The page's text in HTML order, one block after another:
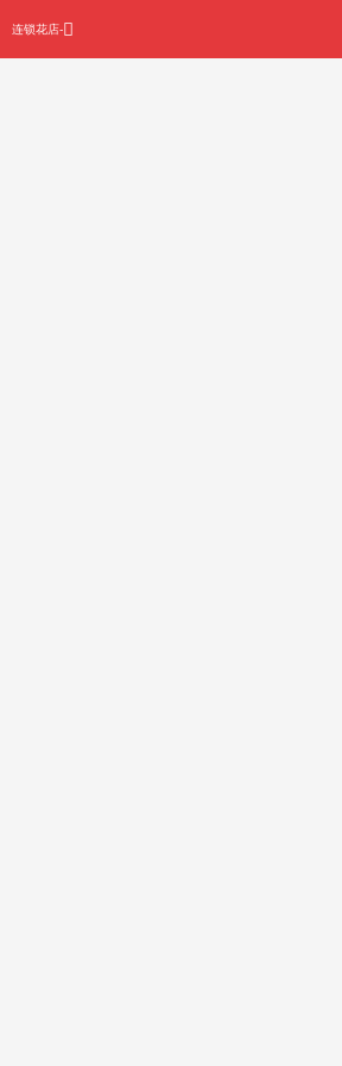
连锁花店-